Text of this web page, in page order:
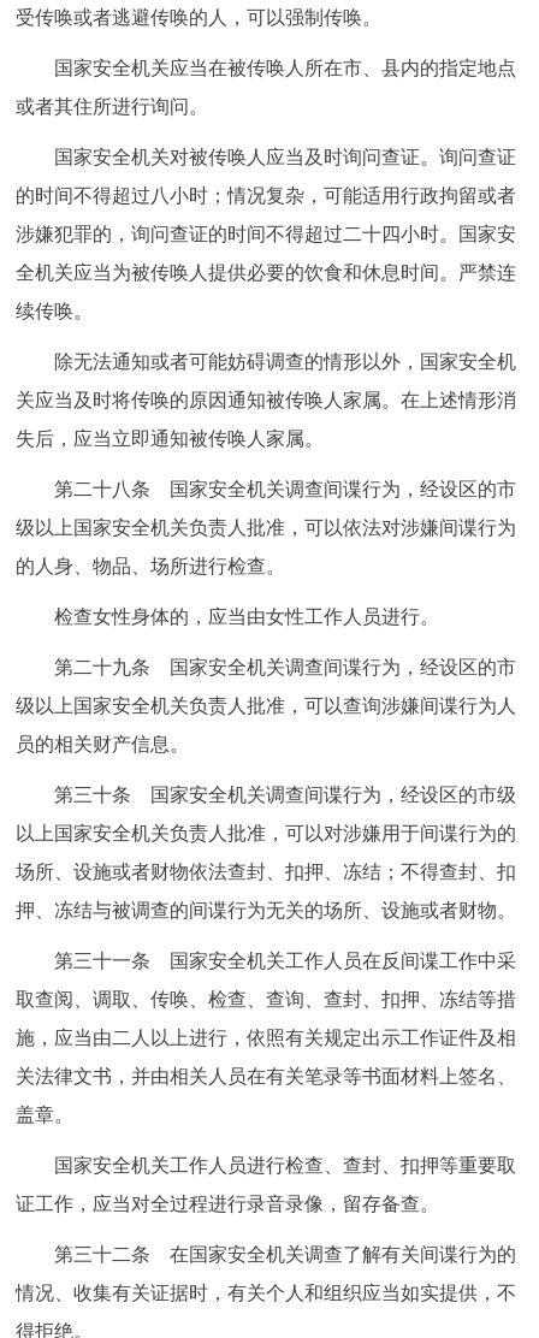
受传唤或者逃避传唤的人，可以强制传唤。
国家安全机关应当在被传唤人所在市、县内的指定地点
或者其住所进行询问。
国家安全机关对被传唤人应当及时询问查证。询问查证
的时间不得超过八小时；情况复杂，可能适用行政拘留或者
涉嫌犯罪的，询问查证的时间不得超过二十四小时。国家安
全机关应当为被传唤人提供必要的饮食和休息时间。严禁连
续传唤。
除无法通知或者可能妨碍调查的情形以外，国家安全机
关应当及时将传唤的原因通知被传唤人家属。在上述情形消
失后，应当立即通知被传唤人家属。
第二十八条 国家安全机关调查间谍行为，经设区的市
级以上国家安全机关负责人批准，可以依法对涉嫌间谍行为
的人身、物品、场所进行检查。
检查女性身体的，应当由女性工作人员进行。
第二十九条 国家安全机关调查间谍行为，经设区的市
级以上国家安全机关负责人批准，可以查询涉嫌间谍行为人
员的相关财产信息。
第三十条 国家安全机关调查间谍行为，经设区的市级
以上国家安全机关负责人批准，可以对涉嫌用于间谍行为的
场所、设施或者财物依法查封、扣押、冻结；不得查封、扣
押、冻结与被调查的间谍行为无关的场所、设施或者财物。
第三十一条 国家安全机关工作人员在反间谍工作中采
取查阅、调取、传唤、检查、查询、查封、扣押、冻结等措
施，应当由二人以上进行，依照有关规定出示工作证件及相
关法律文书，并由相关人员在有关笔录等书面材料上签名、
盖章。
国家安全机关工作人员进行检查、查封、扣押等重要取
证工作，应当对全过程进行录音录像，留存备查。
第三十二条 在国家安全机关调查了解有关间谍行为的
情况、收集有关证据时，有关个人和组织应当如实提供，不
得拒绝。